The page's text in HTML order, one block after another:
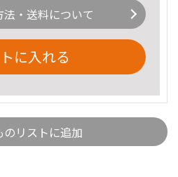
法・送料について
に入れる
のリストに追加